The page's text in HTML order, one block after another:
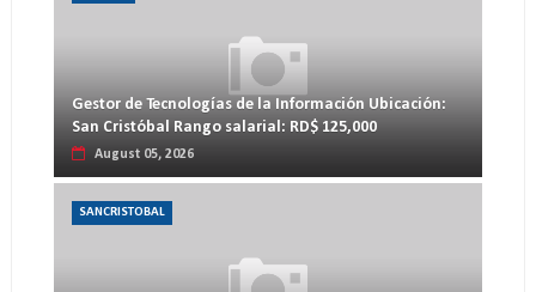
Gestor de Tecnologías de la Información Ubicación:
San Cristóbal Rango salarial: RD$ 125,000
August 05, 2026
SANCRISTOBAL